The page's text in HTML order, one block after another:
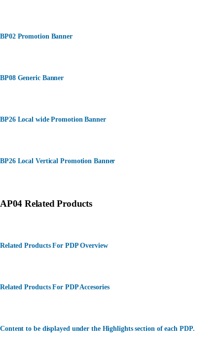
BP02 Promotion Banner
BP08 Generic Banner
BP26 Local wide Promotion Banner
BP26 Local Vertical Promotion Banner
AP04 Related Products
Related Products For PDP Overview
Related Products For PDP Accesories
Content to be displayed under the Highlights section of each PDP.